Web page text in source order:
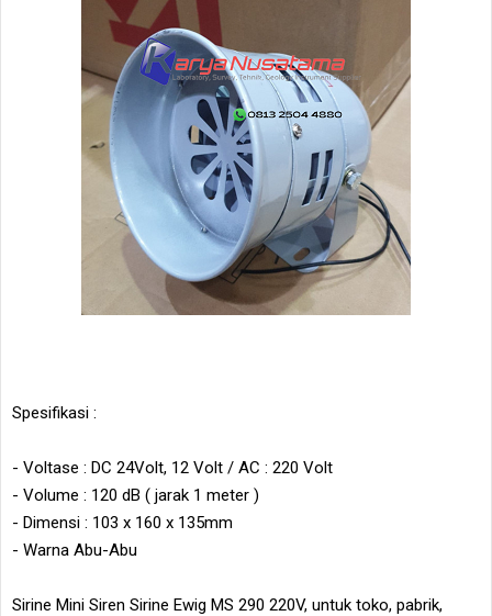
Spesifikasi :
- Voltase : DC 24Volt, 12 Volt / AC : 220 Volt
- Volume : 120 dB ( jarak 1 meter )
- Dimensi : 103 x 160 x 135mm
- Warna Abu-Abu
Sirine Mini Siren Sirine Ewig MS 290 220V, untuk toko, pabrik,